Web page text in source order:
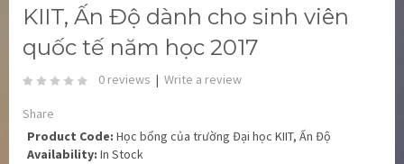
KIIT, Ấn Độ dành cho sinh viên
quốc tế năm học 2017
0 reviews | Write a review
Share
Product Code: Học bổng của trường Đại học KIIT, Ấn Độ
Availability: In Stock